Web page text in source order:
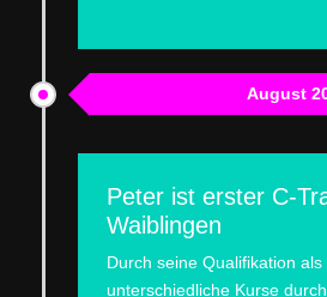
August
Peter ist erster C-
Waiblingen
Durch seine Qualifikation
unterschiedliche Kurse